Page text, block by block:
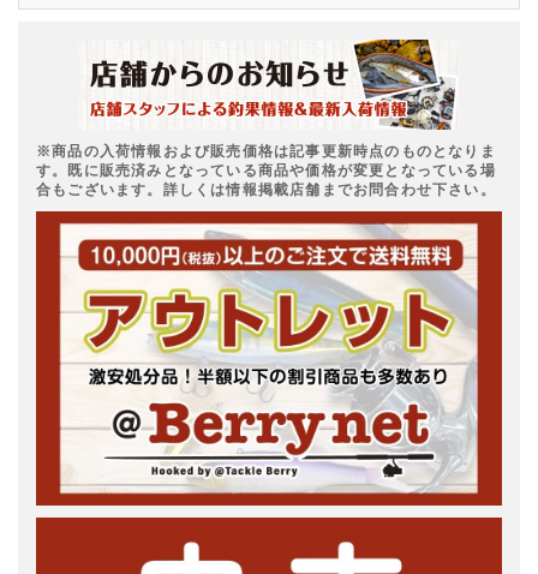
※商品の入荷情報および販売価格は記事更新時点のものとなりま
す。既に販売済みとなっている商品や価格が変更となっている場
合もございます。詳しくは情報掲載店舗までお問合わせ下さい。